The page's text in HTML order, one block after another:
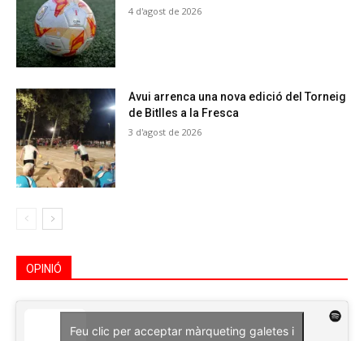
4 d'agost de 2026
Avui arrenca una nova edició del Torneig
de Bitlles a la Fresca
3 d'agost de 2026
OPINIÓ
Feu clic per acceptar màrqueting galetes i